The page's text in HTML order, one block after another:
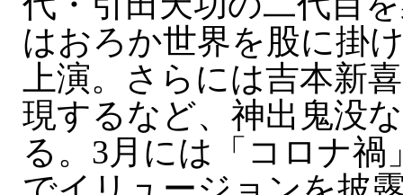
はおろか世界を股に掛
上演。さらには吉本新
現するなど、神出鬼没
る。3月には「コロナ禍